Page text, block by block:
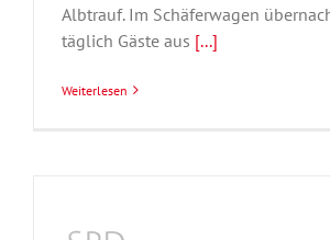
Albtrauf. Im Schäferwagen
täglich Gäste aus [...]
Weiterlesen